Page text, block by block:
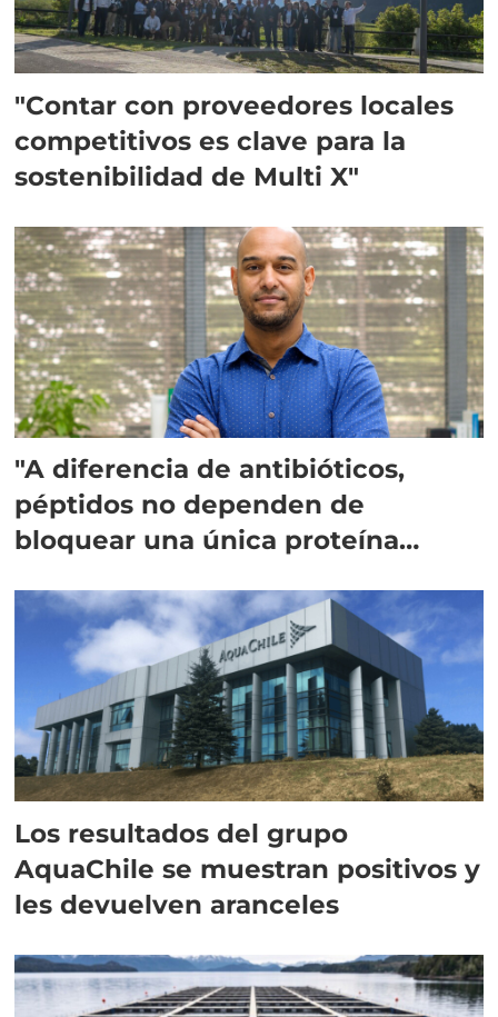
"Contar con proveedores locales
competitivos es clave para la
sostenibilidad de Multi X"
"A diferencia de antibióticos,
péptidos no dependen de
bloquear una única proteína
Los resultados del grupo
AquaChile se muestran positivos y
les devuelven aranceles